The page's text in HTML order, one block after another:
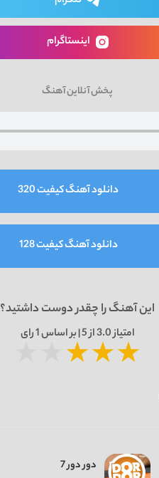
اینستاگرام
پخش آنلاین آهنگ
دانلود آهنگ کیفیت 320
دانلود آهنگ کیفیت 128
این آهنگ را چقدر دوست داشتید؟
امتیاز3.0از 5 | بر اساس 1رای
★★★
دور دور 7